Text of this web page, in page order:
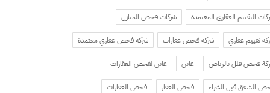
التقييم العقاري المعتمدة شركات فحص المنازل
تقييم عقاري شركة فحص عقارات شركة فحص عقاري معتمدة
فحص فلل بالرياض عاين عاين لفحص العقارات
الشقق قبل الشراء فحص العقار فحص العقارات